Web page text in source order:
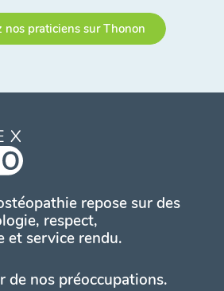
nos praticiens sur Thonon
repose sur des
respect,
et service rendu.
de nos préoccupations.